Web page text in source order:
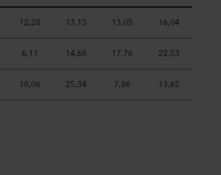
12,28 13,15 13,05 16,04
6,11 14,68 17,76 22,53
18,06 25,34 7,86 13,65